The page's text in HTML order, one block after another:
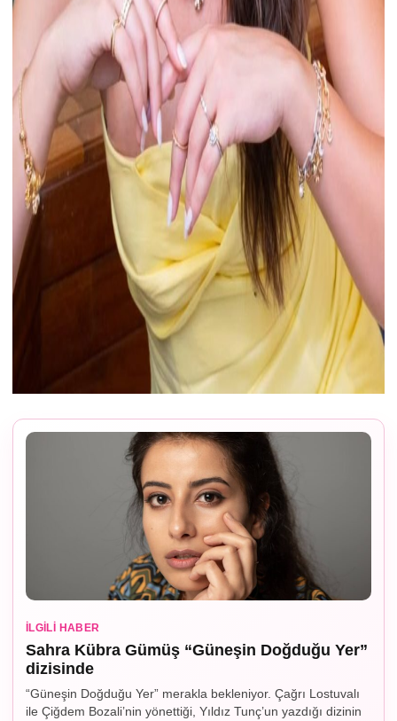
İLGILI HABER
Sahra Kübra Gümüş “Güneşin Doğduğu Yer”
dizisinde
“Güneşin Doğduğu Yer” merakla bekleniyor. Çağrı Lostuvalı
ile Çiğdem Bozali’nin yönettiği, Yıldız Tunç’un yazdığı dizinin